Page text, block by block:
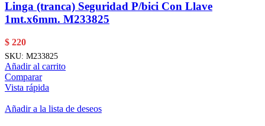
Linga (tranca) Seguridad P/bici Con Llave
1mt.x6mm. M233825
$ 220
SKU: M233825
Añadir al carrito
Comparar
Vista rápida
Añadir a la lista de deseos